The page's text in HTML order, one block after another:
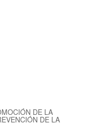
DE LA
DE LA